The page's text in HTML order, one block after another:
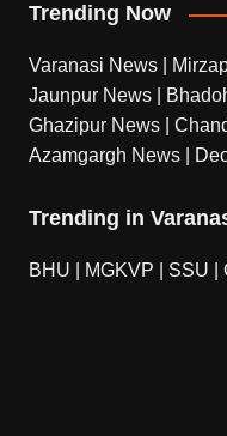
Trending Now
Varanasi News
Jaunpur News
Ghazipur News
Azamgargh News
Trending in
BHU MGKVP SSU